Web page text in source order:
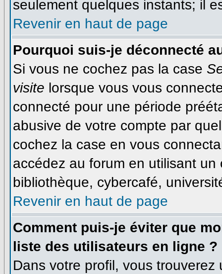
seulement quelques instants; il
Revenir en haut de page
Pourquoi suis-je déconnecté
Si vous ne cochez pas la case
visite lorsque vous vous
connecté pour une période
abusive de votre compte par
cochez la case en vous
accédez au forum en utilisant
bibliothèque, cybercafé,
Revenir en haut de page
Comment puis-je éviter que
liste des utilisateurs en ligne ?
Dans votre profil, vous